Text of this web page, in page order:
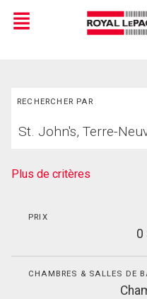
Live
En Direct
Menu
RECHERCHER PAR
votre
Plus de critères
PRIX
0
CHAMBRES & SALLES DE